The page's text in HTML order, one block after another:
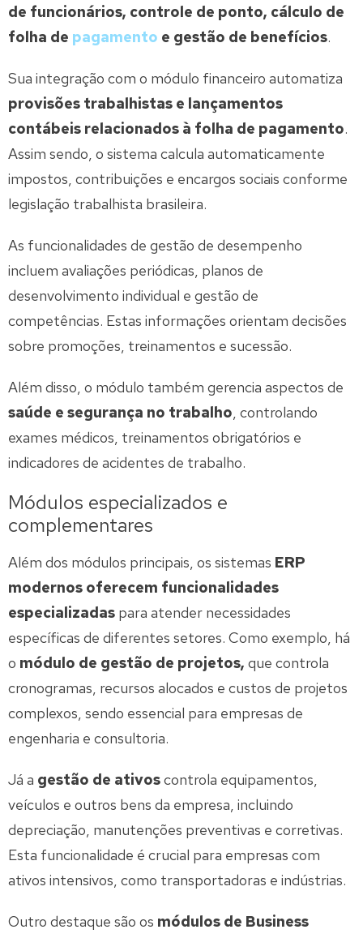
de funcionários, controle de ponto, cálculo de
folha de pagamento e gestão de benefícios.
Sua integração com o módulo financeiro automatiza
provisões trabalhistas e lançamentos
contábeis relacionados à folha de pagamento.
Assim sendo, o sistema calcula automaticamente
impostos, contribuições e encargos sociais conforme
legislação trabalhista brasileira.
As funcionalidades de gestão de desempenho
incluem avaliações periódicas, planos de
desenvolvimento individual e gestão de
competências. Estas informações orientam decisões
sobre promoções, treinamentos e sucessão.
Além disso, o módulo também gerencia aspectos de
saúde e segurança no trabalho , controlando
exames médicos, treinamentos obrigatórios e
indicadores de acidentes de trabalho.
Módulos especializados e
complementares
Além dos módulos principais, os sistemas ERP
modernos oferecem funcionalidades
especializadas para atender necessidades
específicas de diferentes setores. Como exemplo, há
o módulo de gestão de projetos, que controla
cronogramas, recursos alocados e custos de projetos
complexos, sendo essencial para empresas de
engenharia e consultoria.
Já a gestão de ativoscontrola equipamentos,
veículos e outros bens da empresa, incluindo
depreciação, manutenções preventivas e corretivas.
Esta funcionalidade é crucial para empresas com
ativos intensivos, como transportadoras e indústrias.
Outro destaque são os módulos de Business